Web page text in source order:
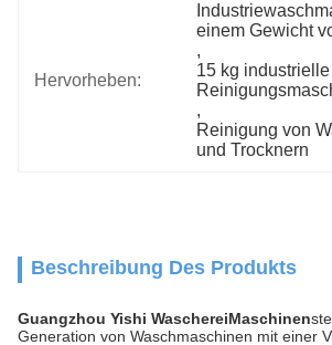
Hervorheben:
einem Gewicht
,
15 kg industrielle
,
Reinigung von
und Trocknern
Beschreibung Des Produkts
Guangzhou Yishi WaschereiMaschinen
Generation von Waschmaschinen mit einer